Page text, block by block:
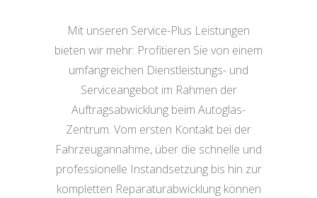
Mit unseren Service-Plus Leistungen
bieten wir mehr: Profitieren Sie von einem
umfangreichen Dienstleistungs- und
Serviceangebot im Rahmen der
Auftragsabwicklung beim Autoglas-
Zentrum. Vom ersten Kontakt bei der
Fahrzeugannahme, über die schnelle und
professionelle Instandsetzung bis hin zur
kompletten Reparaturabwicklung können